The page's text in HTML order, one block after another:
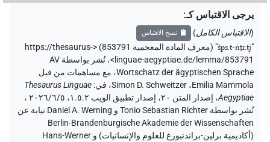
يرجى الاقتباس كـ:
(الاقتباس الكامل) نسخ الاقتباس
"
šps.t-nṯr.tj
"
(معرف المادة المعجمية 853791) <https://thesaurus-
linguae-aegyptiae.de/lemma/853791>
،
نُشر بواسطة AV
Wortschatz der ägyptischen Sprache، مع مساهمات من قبل
Emilia Mammola، Simon D. Schweitzer، في:
Thesaurus Linguae
Aegyptiae،
إصدار المتن ٢٠، إصدار تطبيق الويب ۱.٥.٢، ٢٠٢٦/٦/٥ ،
نُشر بواسطة Tonio Sebastian Richter و Daniel A. Werning نيابة عن
Berlin-Brandenburgische Akademie der Wissenschaften
(أكاديمية برلين-براندنبورغ للعلوم والإنسانيات) و Hans-Werner